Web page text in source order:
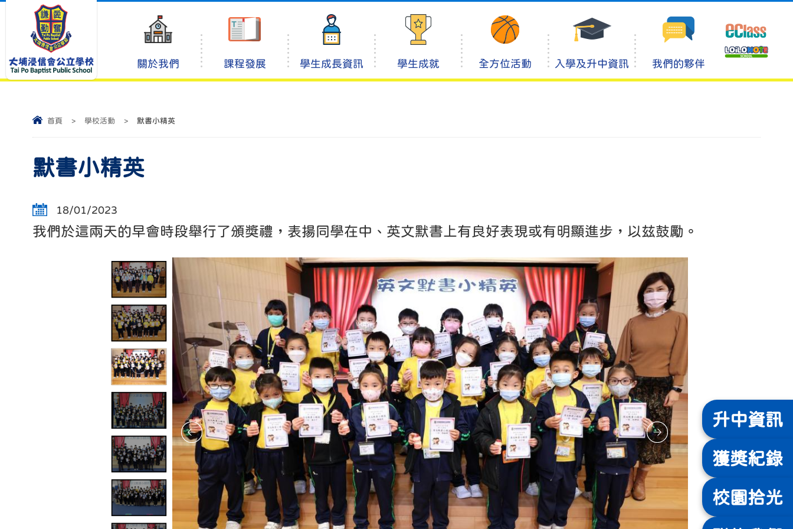
關於我們 課程發展 學生成長資訊 學生成就 全方位活動 入學及升中資訊 我們的夥伴
首頁 > 學校活動 > 默書小精英
默書小精英
18/01/2023
我們於這兩天的早會時段舉行了頒獎禮，表揚同學在中、英文默書上有良好表現或有明顯進步，以玆鼓勵。
升中資訊
獲獎紀錄
校園拾光